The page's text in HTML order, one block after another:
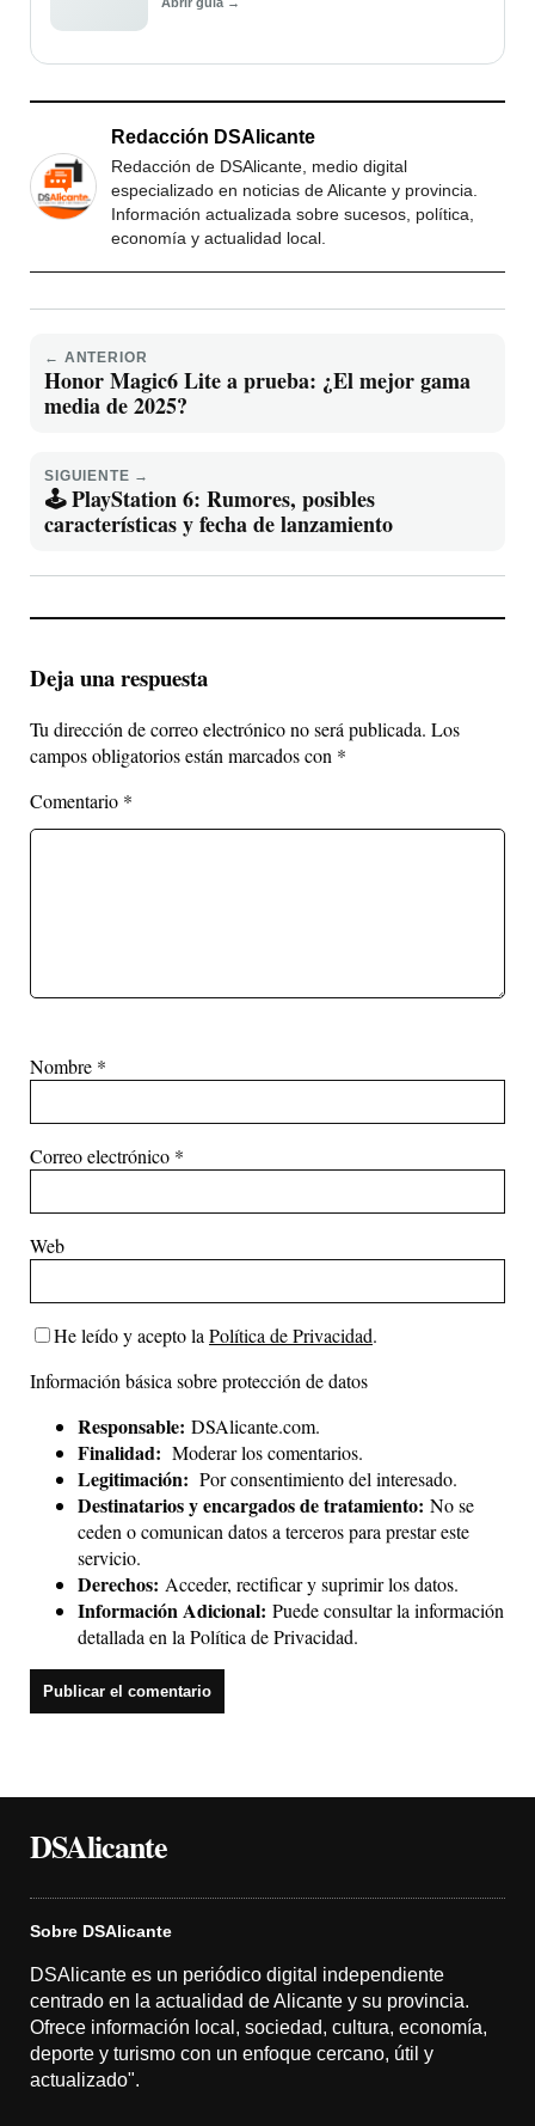
Redacción DSAlicante
Redacción de DSAlicante, medio digital
especializado en noticias de Alicante y provincia.
Información actualizada sobre sucesos, política,
economía y actualidad local.
← ANTERIOR
Honor Magic6 Lite a prueba: ¿El mejor gama
media de 2025?
SIGUIENTE →
🕹️ PlayStation 6: Rumores, posibles
características y fecha de lanzamiento
Deja una respuesta
Tu dirección de correo electrónico no será publicada. Los
campos obligatorios están marcados con *
Comentario *
Nombre *
Correo electrónico *
Web
He leído y acepto la Política de Privacidad.
Información básica sobre protección de datos
Responsable: DSAlicante.com.
Finalidad: Moderar los comentarios.
Legitimación: Por consentimiento del interesado.
Destinatarios y encargados de tratamiento: No se
ceden o comunican datos a terceros para prestar este
servicio.
Derechos: Acceder, rectificar y suprimir los datos.
Información Adicional: Puede consultar la información
detallada en la Política de Privacidad.
DSAlicante
Sobre DSAlicante
DSAlicante es un periódico digital independiente
centrado en la actualidad de Alicante y su provincia.
Ofrece información local, sociedad, cultura, economía,
deporte y turismo con un enfoque cercano, útil y
actualizado".